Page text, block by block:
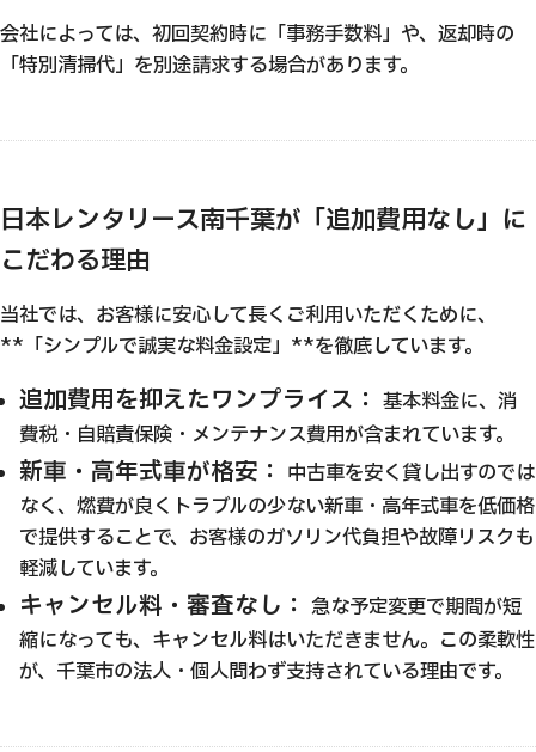
会社によっては、初回契約時に「事務手数料」や、返却時の
「特別清掃代」を別途請求する場合があります。
日本レンタリース南千葉が「追加費用なし」に
こだわる理由
当社では、お客様に安心して長くご利用いただくために、
**「シンプルで誠実な料金設定」**を徹底しています。
追加費用を抑えたワンプライス： 基本料金に、消
費税・自賠責保険・メンテナンス費用が含まれています。
新車・高年式車が格安： 中古車を安く貸し出すのでは
なく、燃費が良くトラブルの少ない新車・高年式車を低価格
で提供することで、お客様のガソリン代負担や故障リスクも
軽減しています。
キャンセル料・審査なし： 急な予定変更で期間が短
縮になっても、キャンセル料はいただきません。この柔軟性
が、千葉市の法人・個人問わず支持されている理由です。